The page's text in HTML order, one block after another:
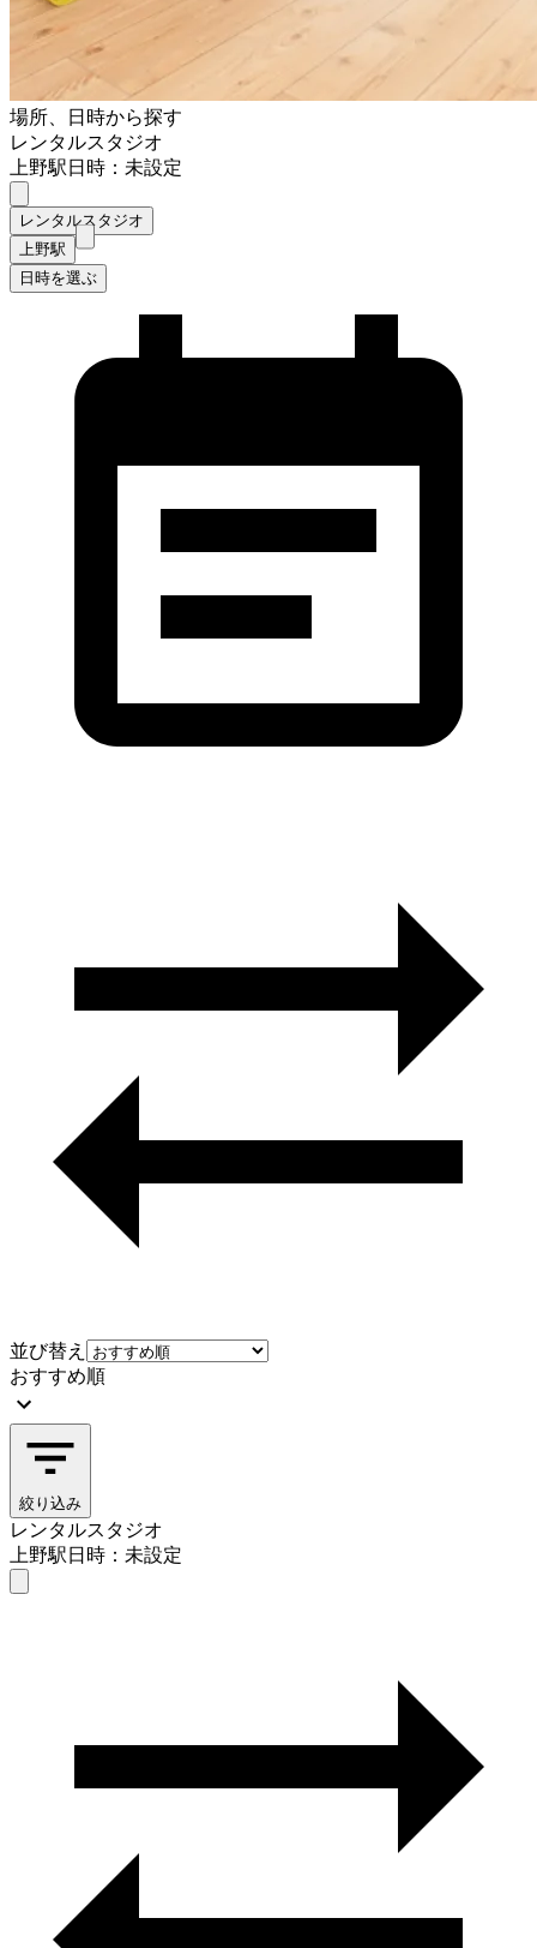
場所、日時から探す
レンタルスタジオ
上野駅日時：未設定
レンタルスタジオ
上野駅
日時を選ぶ
並び替え
おすすめ順
絞り込み
レンタルスタジオ
上野駅日時：未設定